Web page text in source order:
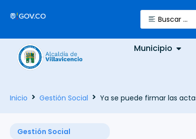
Municipio
Inicio Gestión Social Ya se puede firmar las
Gestión Social